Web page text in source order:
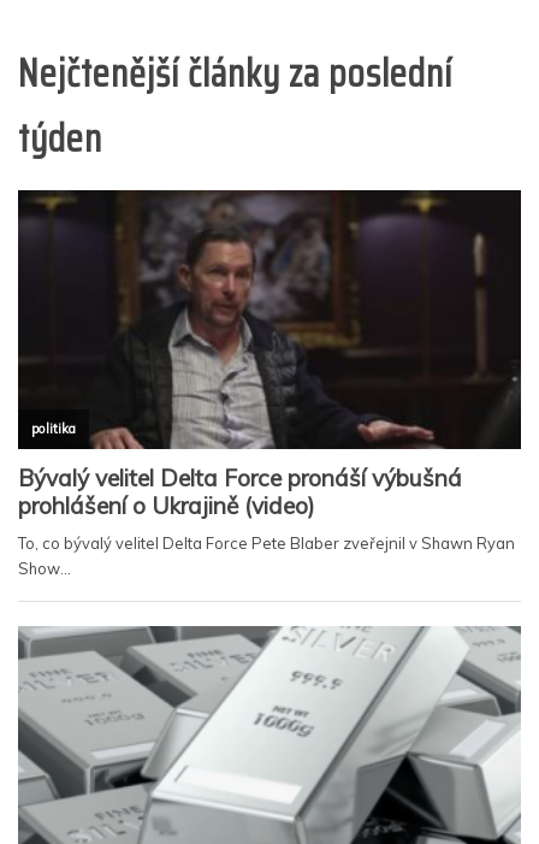
Nejčtenější články za poslední
týden